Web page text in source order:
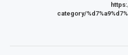
category/